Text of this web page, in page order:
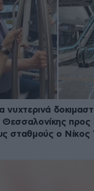
νυχτερινά
προς
σταθμούς ο Νίκος